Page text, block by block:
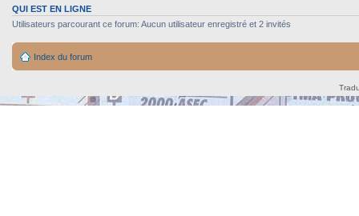
QUI EST EN LIGNE
Utilisateurs parcourant ce forum: Aucun utilisateur enregistré et 2 invités
Index du forum